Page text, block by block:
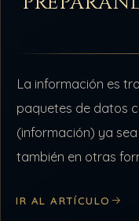
La información es
paquetes de datos
(información) ya
también en otras
IR AL ARTÍCULO